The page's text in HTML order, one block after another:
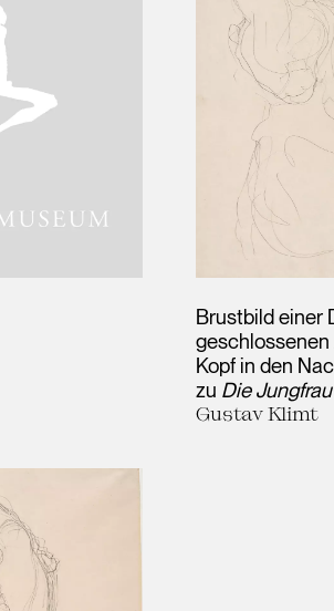
Brustbild einer
Kopf in den
zu Die Jungfrau
Gustav Klimt